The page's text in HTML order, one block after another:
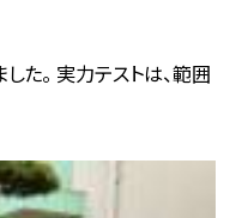
た。 実力テストは、範囲